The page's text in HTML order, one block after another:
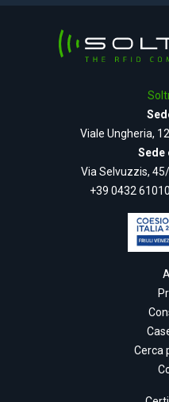
Viale Ungheria,
Sede
Via Selvuzzis,
+39 0432
Cerca